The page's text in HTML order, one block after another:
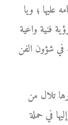
عليها ؛ ويا
فنية واعية
في شؤون الفن
تلال من
في حملة